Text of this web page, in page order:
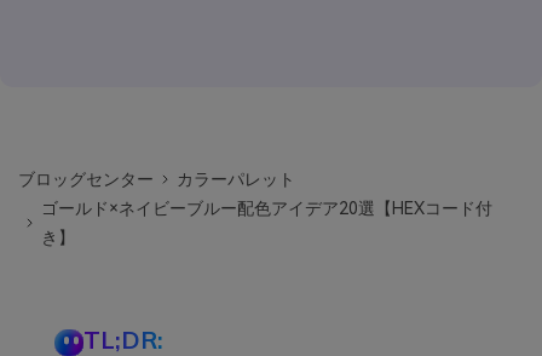
ブロッグセンター
カラーパレット
ゴールド×ネイビーブルー配色アイデア20選【HEXコード付
き】
TL;DR: